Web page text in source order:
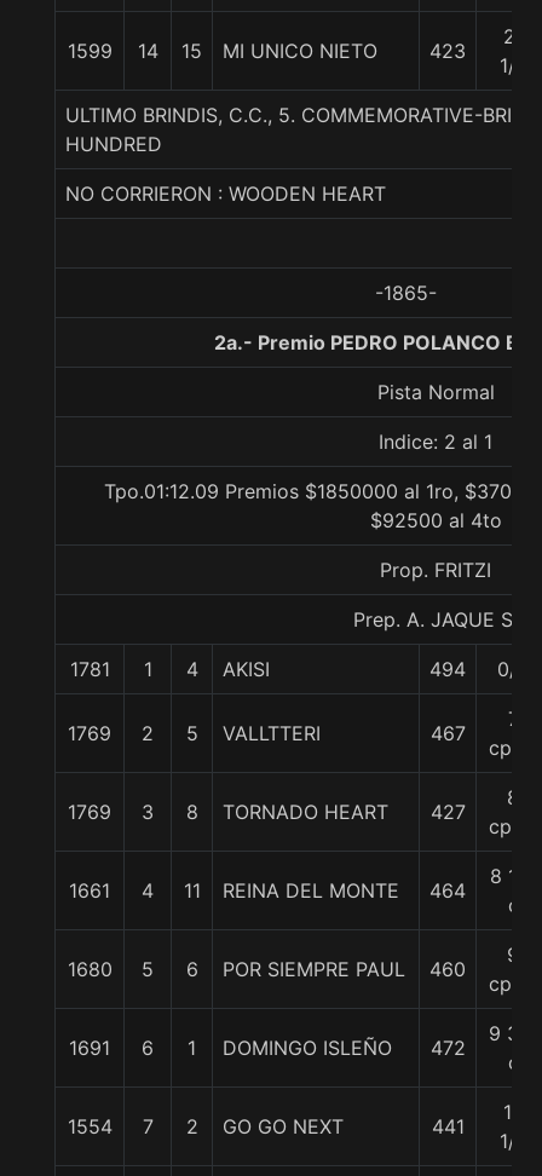
1599 14 15 MI UNICO NIETO 423
21
1/4
ULTIMO BRINDIS, C.C., 5. COMMEMORATIVE-
HUNDRED
NO CORRIERON : WOODEN HEART
-1865-
2a.- Premio PEDRO POLANCO
Pista Normal
Indice: 2 al 1
Tpo.01:12.09 Premios $1850000 al 1ro,
$92500 al 4to
Prop. FRITZI
Prep. A. JAQUE S.
1781 1 4 AKISI 494 0/0
1769 2 5 VALLTTERI 467
7
cpos.
1769 3 8 TORNADO HEART 427
8
cpos.
1661 4 11 REINA DEL MONTE 464
8 1/2
c
1680 5 6 POR SIEMPRE PAUL 460
9
cpos.
1691 6 1 DOMINGO ISLEÑO 472
9 3/4
c
1554 7 2 GO GO NEXT 441
10
1/4